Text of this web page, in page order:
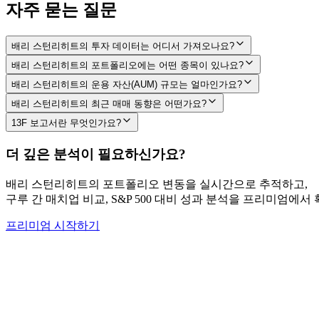
자주 묻는 질문
배리 스턴리히트의 투자 데이터는 어디서 가져오나요?
배리 스턴리히트의 포트폴리오에는 어떤 종목이 있나요?
배리 스턴리히트의 운용 자산(AUM) 규모는 얼마인가요?
배리 스턴리히트의 최근 매매 동향은 어떤가요?
13F 보고서란 무엇인가요?
더 깊은 분석이 필요하신가요?
배리 스턴리히트의 포트폴리오 변동을 실시간으로 추적하고,
구루 간 매치업 비교, S&P 500 대비 성과 분석을 프리미엄에서
프리미엄 시작하기